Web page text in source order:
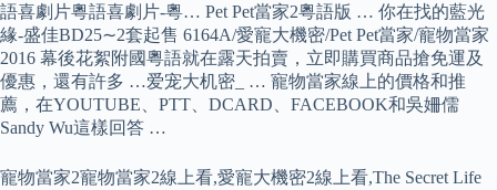
語喜劇片粵語喜劇片-粵… Pet Pet當家2粵語版 … 你在找的藍光
緣-盛佳BD25∼2套起售 6164A/愛寵大機密/Pet Pet當家/寵物當家
2016 幕後花絮附國粵語就在露天拍賣，立即購買商品搶免運及
優惠，還有許多 …爱宠大机密_ … 寵物當家線上的價格和推
薦，在YOUTUBE、PTT、DCARD、FACEBOOK和吳姍儒
Sandy Wu這樣回答 …
寵物當家2寵物當家2線上看,愛寵大機密2線上看,The Secret Life